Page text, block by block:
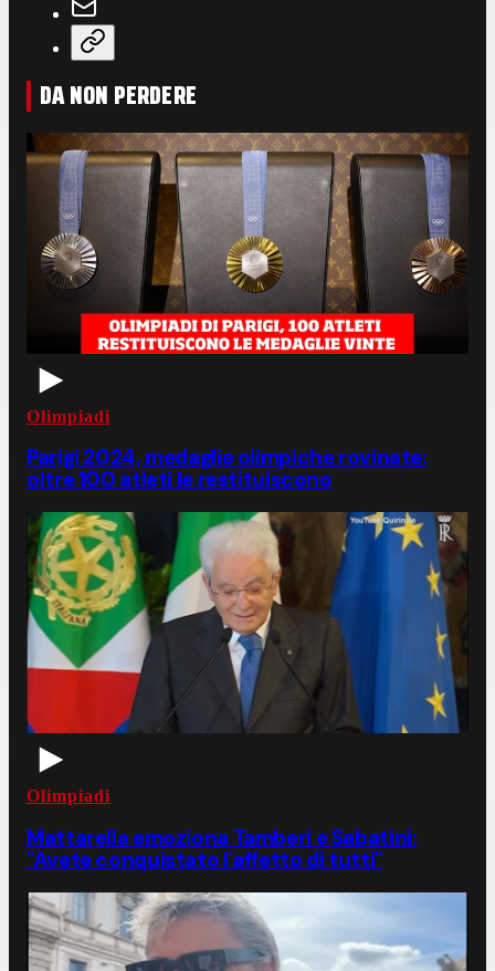
DA NON PERDERE
Olimpiadi
Parigi 2024, medaglie olimpiche rovinate:
oltre 100 atleti le restituiscono
Olimpiadi
Mattarella emoziona Tamberi e Sabatini:
"Avete conquistato l'affetto di tutti"